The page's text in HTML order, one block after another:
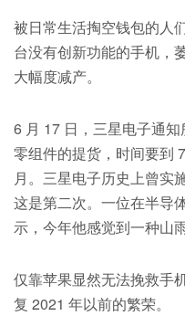
被日常生活掏空钱包的人
台没有创新功能的手机，
大幅度减产。
6 月 17 日，三星电子通
零组件的提货，时间要到
月。三星电子历史上曾实
这是第二次。一位在半导
示，今年他感觉到一种山
仅靠苹果显然无法挽救手
复 2021 年以前的繁荣。